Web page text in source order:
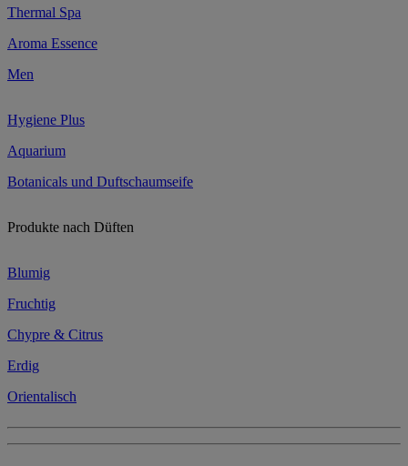
Thermal Spa
Aroma Essence
Men
Hygiene Plus
Aquarium
Botanicals und Duftschaumseife
Produkte nach Düften
Blumig
Fruchtig
Chypre & Citrus
Erdig
Orientalisch